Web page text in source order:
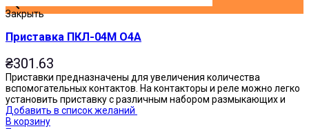
Закрыть
Приставка ПКЛ-04М О4А
₴301.63
Приставки предназначены для увеличения количества
вспомогательных контактов. На контакторы и реле можно легко
установить приставку с различным набором размыкающих и
Добавить в список желаний
В корзину